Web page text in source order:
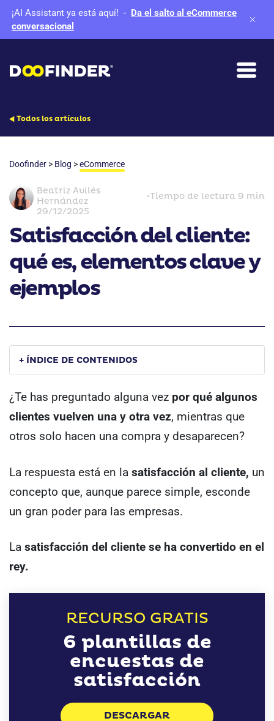
¡AI Assistant ya está aquí! - Da el salto al eCommerce
conversacional
Todos los artículos
Doofinder > Blog >eCommerce
Beatriz Avilés
Hernández
•Tiempo de lectura 9 min
29/12/2025
Satisfacción del cliente:
qué es, elementos clave y
ejemplos
+ ÍNDICE DE CONTENIDOS
¿Te has preguntado alguna vez por qué algunos
clientes vuelven una y otra vez, mientras que
otros solo hacen una compra y desaparecen?
La respuesta está en la satisfacción al cliente, un
concepto que, aunque parece simple, esconde
un gran poder para las empresas.
La satisfacción del cliente se ha convertido en el
rey.
RECURSO GRATIS
6 plantillas de
encuestas de
satisfacción
DESCARGAR